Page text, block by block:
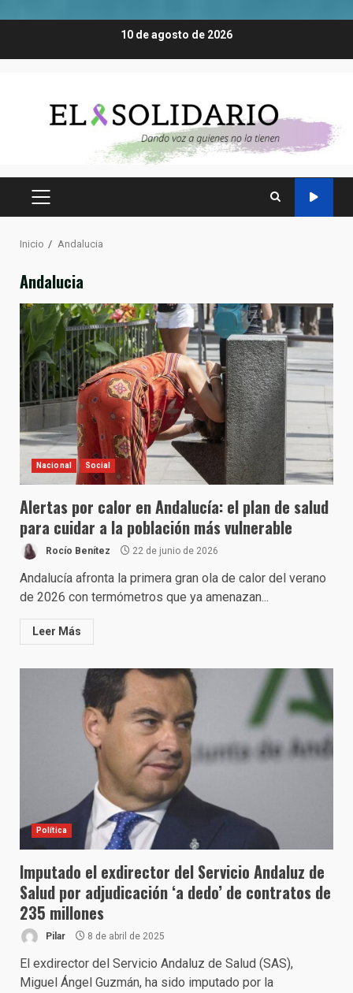
10 de agosto de 2026
MENÚ
Inicio Andalucia
Andalucia
Nacional Social
Alertas por calor en Andalucía: el plan de salud
para cuidar a la población más vulnerable
Rocío Benítez 22 de junio de 2026
Andalucía afronta la primera gran ola de calor del verano
de 2026 con termómetros que ya amenazan...
Leer Más
Política
Imputado el exdirector del Servicio Andaluz de
Salud por adjudicación ‘a dedo’ de contratos de
235 millones
Pilar 8 de abril de 2025
El exdirector del Servicio Andaluz de Salud (SAS),
Miguel Ángel Guzmán, ha sido imputado por la